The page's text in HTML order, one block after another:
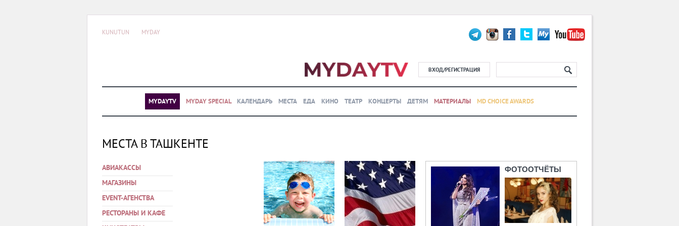
KUNUTUN MYDAY
ВХОД/РЕГИСТРАЦИЯ
MYDAYTV MYDAY SPECIAL КАЛЕНДАРЬ МЕСТА ЕДА КИНО ТЕАТР КОНЦЕРТЫ ДЕТЯМ МАТЕРИАЛЫ MD CHOICE AWARDS
МЕСТА В ТАШКЕНТЕ
АВИАКАССЫ
МАГАЗИНЫ
EVENT-АГЕНСТВА
РЕСТОРАНЫ И КАФЕ
ФОТООТЧЁТЫ